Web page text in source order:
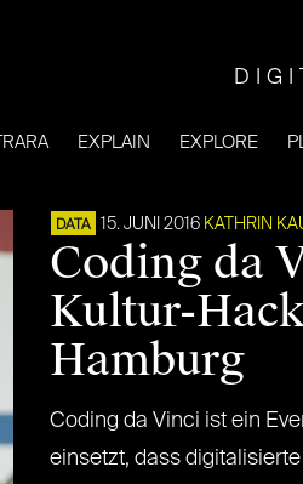
TRARA EXPLAIN EXPLORE
DATA 15. JUNI 2016 KATHRIN
Coding da
Kultur-
Hamburg
Coding da Vinci ist ein
einsetzt, dass